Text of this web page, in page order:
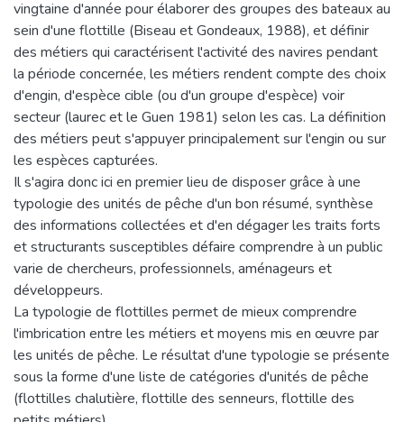
vingtaine d'année pour élaborer des groupes des bateaux au
sein d'une flottille (Biseau et Gondeaux, 1988), et définir
des métiers qui caractérisent l'activité des navires pendant
la période concernée, les métiers rendent compte des choix
d'engin, d'espèce cible (ou d'un groupe d'espèce) voir
secteur (laurec et le Guen 1981) selon les cas. La définition
des métiers peut s'appuyer principalement sur l'engin ou sur
les espèces capturées.
Il s'agira donc ici en premier lieu de disposer grâce à une
typologie des unités de pêche d'un bon résumé, synthèse
des informations collectées et d'en dégager les traits forts
et structurants susceptibles défaire comprendre à un public
varie de chercheurs, professionnels, aménageurs et
développeurs.
La typologie de flottilles permet de mieux comprendre
l'imbrication entre les métiers et moyens mis en œuvre par
les unités de pêche. Le résultat d'une typologie se présente
sous la forme d'une liste de catégories d'unités de pêche
(flottilles chalutière, flottille des senneurs, flottille des